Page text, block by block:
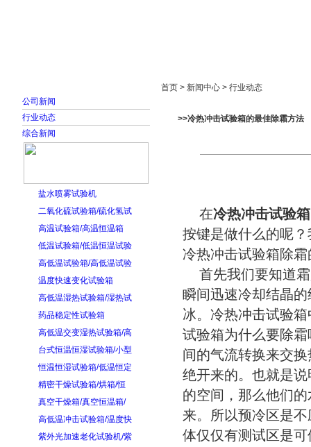
公司新闻
行业动态
综合新闻
盐水喷雾试验机
二氧化硫试验箱/硫化氢试
高温试验箱/高温恒温箱
低温试验箱/低温恒温试验
高低温试验箱/高低温试验
温度快速变化试验箱
高低温湿热试验箱/湿热试
药品稳定性试验箱
高低温交变湿热试验箱/高
台式恒温恒湿试验箱/小型
恒温恒湿试验箱/低温恒定
精密干燥试验箱/烘箱/恒
真空干燥箱/真空恒温箱/
高低温冲击试验箱/温度快
紫外光加速老化试验机/紫
首页 > 新闻中心 > 行业动态
>>冷热冲击试验箱的最佳除霜方法
在冷热冲击试验箱
按键是做什么的呢
冷热冲击试验箱除
首先我们要知道霜
瞬间迅速冷却结晶
冰。冷热冲击试验
试验箱为什么要除
间的气流转换来交
绝开来的。也就是
的空间，那么他们
来。所以预冷区是
体仅仅有测试区是